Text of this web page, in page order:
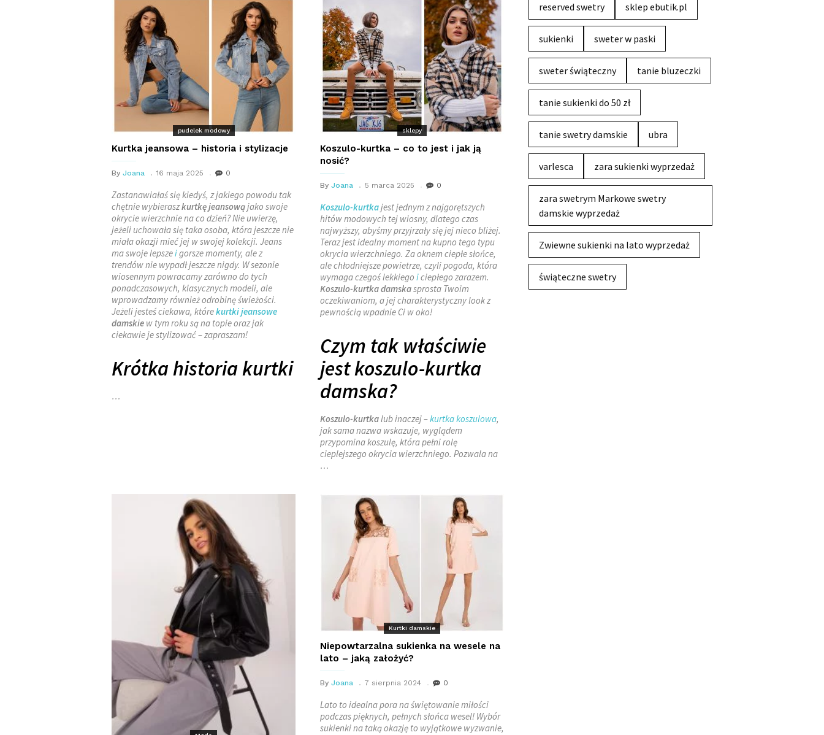
pudelek modowy
Kurtka jeansowa – historia i stylizacje
By Joana 16 maja 2025 0
Zastanawiałaś się kiedyś, z jakiego powodu tak
chętnie wybieraszkurtkę jeansowąjako swoje
okrycie wierzchnie na co dzień? Nie uwierzę,
jeżeli uchowała się taka osoba, która jeszcze nie
miała okazji mieć jej w swojej kolekcji. Jeans
ma swoje lepszeigorsze momenty, ale z
trendów nie wypadł jeszcze nigdy. W sezonie
wiosennym powracamy zarówno do tych
ponadczasowych, klasycznych modeli, ale
wprowadzamy również odrobinę świeżości.
Jeżeli jesteś ciekawa, którekurtki jeansowe
damskie w tym roku są na topie oraz jak
ciekawie je stylizować – zapraszam!
Krótka historia kurtki
…
sklepy
Koszulo-kurtka – co to jest i jak ją
nosić?
By Joana 5 marca 2025 0
Koszulo-kurtkajest jednym z najgorętszych
hitów modowych tej wiosny, dlatego czas
najwyższy, abyśmy przyjrzały się jej nieco bliżej.
Teraz jest idealny moment na kupno tego typu
okrycia wierzchniego. Za oknem ciepłe słońce,
ale chłodniejsze powietrze, czyli pogoda, która
wymaga czegoś lekkiego iciepłego zarazem.
Koszulo-kurtka damskasprosta Twoim
oczekiwaniom, a jej charakterystyczny look z
pewnością wpadnie Ci w oko!
Czym tak właściwie
jest koszulo-kurtka
damska?
Koszulo-kurtkalub inaczej –kurtka koszulowa,
jak sama nazwa wskazuje, wyglądem
przypomina koszulę, która pełni rolę
cieplejszego okrycia wierzchniego. Pozwala na
…
Kurtki damskie
Niepowtarzalna sukienka na wesele na
lato – jaką założyć?
By Joana 7 sierpnia 2024 0
Lato to idealna pora na świętowanie miłości
podczas pięknych, pełnych słońca wesel! Wybór
sukienki na taką okazję to wyjątkowe wyzwanie,
reserved swetry sklep ebutik.pl
sukienki sweter w paski
sweter świąteczny tanie bluzeczki
tanie sukienki do 50 zł
tanie swetry damskie ubra
varlesca zara sukienki wyprzedaż
zara swetrym Markowe swetry
damskie wyprzedaż
Zwiewne sukienki na lato wyprzedaż
świąteczne swetry